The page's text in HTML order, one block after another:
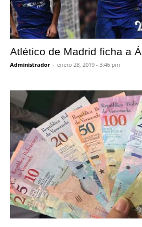
Atlético de Madrid ficha a
Administrador - enero 28, 2019 - 3:46 pm